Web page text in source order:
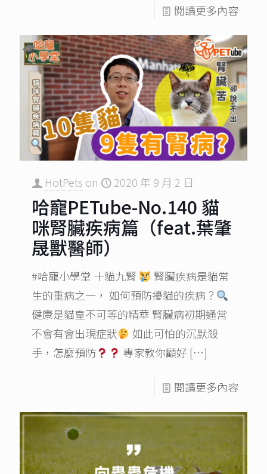
閱讀更多內容
HotPets on 2020 年 9 月 2 日
哈寵PETube-No.140 貓
咪腎臟疾病篇（feat.葉肇
晟獸醫師）
#哈寵小學堂 十貓九腎
腎臟疾病是貓常
生的重病之一， 如何預防擾貓的疾病？
健康是貓皇不可等的精華 腎臟病初期通常
不會有會出現症狀
如此可怕的沉默殺
手，怎麼預防
專家教你顧好 […]
閱讀更多內容